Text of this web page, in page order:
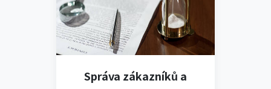
Správa zákazníků a